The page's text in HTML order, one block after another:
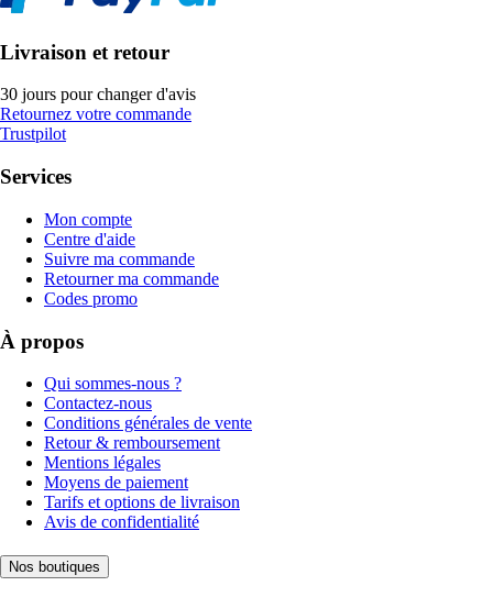
Livraison et retour
30 jours pour changer d'avis
Retournez votre commande
Trustpilot
Services
Mon compte
Centre d'aide
Suivre ma commande
Retourner ma commande
Codes promo
À propos
Qui sommes-nous ?
Contactez-nous
Conditions générales de vente
Retour & remboursement
Mentions légales
Moyens de paiement
Tarifs et options de livraison
Avis de confidentialité
Nos boutiques